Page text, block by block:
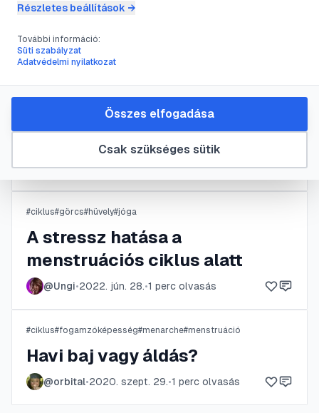
Kronobiológia
havivérzés#mensi
Havi vérzés
@Spider123•2025. febr. 10.•1perc olvasás
#ciklus#görcs#hüvely#jóga
A stressz hatása a
menstruációs ciklus alatt
@Ungi•2022. jún. 28.•1 perc olvasás
#ciklus#fogamzóképesség#menarche#menstruáció
Havi baj vagy áldás?
@orbital•2020. szept. 29.•1 perc olvasás
Részletes beállítások →
További információ:
Süti szabályzat
Adatvédelmi nyilatkozat
Csak szükséges sütik
Összes elfogadása